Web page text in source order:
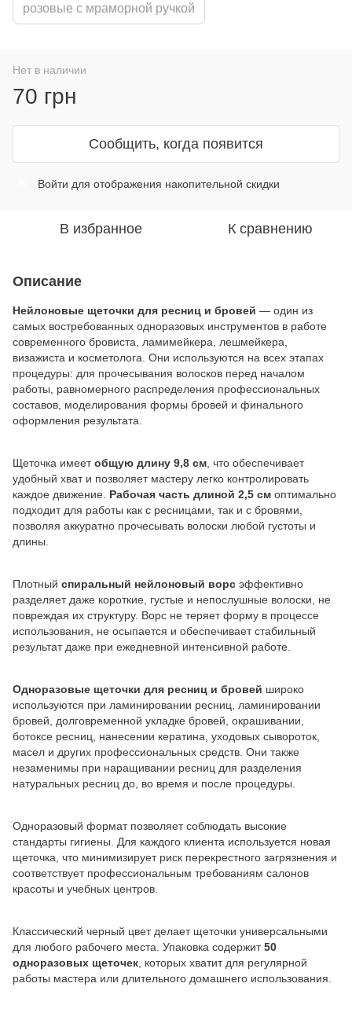
розовые с мраморной ручкой
Нет в наличии
70 грн
Сообщить, когда появится
Войти для отображения накопительной скидки
В избранное К сравнению
Описание
Нейлоновые щеточки для ресниц и бровей — один из
самых востребованных одноразовых инструментов в работе
современного бровиста, ламимейкера, лешмейкера,
визажиста и косметолога. Они используются на всех этапах
процедуры: для прочесывания волосков перед началом
работы, равномерного распределения профессиональных
составов, моделирования формы бровей и финального
оформления результата.
Щеточка имеетобщую длину 9,8 см , что обеспечивает
удобный хват и позволяет мастеру легко контролировать
каждое движение. Рабочая часть длиной 2,5 см оптимально
подходит для работы как с ресницами, так и с бровями,
позволяя аккуратно прочесывать волоски любой густоты и
длины.
Плотный спиральный нейлоновый ворс эффективно
разделяет даже короткие, густые и непослушные волоски, не
повреждая их структуру. Ворс не теряет форму в процессе
использования, не осыпается и обеспечивает стабильный
результат даже при ежедневной интенсивной работе.
Одноразовые щеточки для ресниц и бровей широко
используются при ламинировании ресниц, ламинировании
бровей, долговременной укладке бровей, окрашивании,
ботоксе ресниц, нанесении кератина, уходовых сывороток,
масел и других профессиональных средств. Они также
незаменимы при наращивании ресниц для разделения
натуральных ресниц до, во время и после процедуры.
Одноразовый формат позволяет соблюдать высокие
стандарты гигиены. Для каждого клиента используется новая
щеточка, что минимизирует риск перекрестного загрязнения и
соответствует профессиональным требованиям салонов
красоты и учебных центров.
Классический черный цвет делает щеточки универсальными
для любого рабочего места. Упаковка содержит50
одноразовых щеточек , которых хватит для регулярной
работы мастера или длительного домашнего использования.